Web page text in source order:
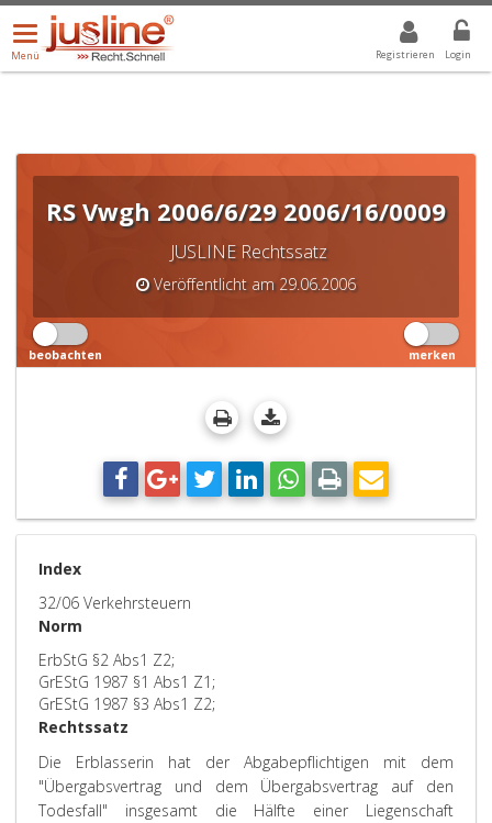
Registrieren Login
Menü
öffnen/schließen
Menü
ALLE DROPDOWN: GEWÄHLTER WERT IST ALLE
RS Vwgh 2006/6/29 2006/16/0009
JUSLINE Rechtssatz
Veröffentlicht am 29.06.2006
beobachten merken
Index
32/06 Verkehrsteuern
Norm
ErbStG §2 Abs1 Z2;
GrEStG 1987 §1 Abs1 Z1;
GrEStG 1987 §3 Abs1 Z2;
Rechtssatz
Die Erblasserin hat der Abgabepflichtigen mit dem
"Übergabsvertrag und dem Übergabsvertrag auf den
Todesfall" insgesamt die Hälfte einer Liegenschaft